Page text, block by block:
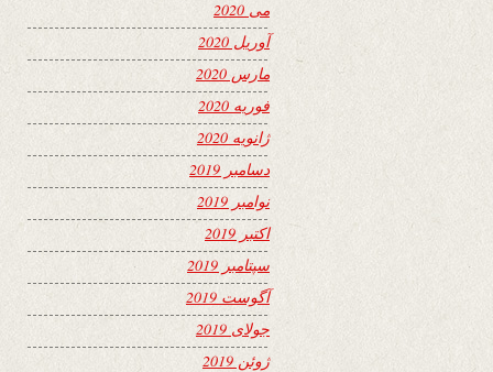
می 2020
آوریل 2020
مارس 2020
فوریه 2020
ژانویه 2020
دسامبر 2019
نوامبر 2019
اکتبر 2019
سپتامبر 2019
آگوست 2019
جولای 2019
ژوئن 2019